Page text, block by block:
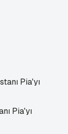
Pia'yı